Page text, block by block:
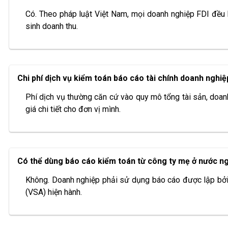
Có. Theo pháp luật Việt Nam, mọi doanh nghiệp FDI
sinh doanh thu.
Chi phí dịch vụ kiểm toán báo cáo tài chính doanh
Phí dịch vụ thường căn cứ vào quy mô tổng tài sản,
giá chi tiết cho đơn vị mình.
Có thể dùng báo cáo kiểm toán từ công ty mẹ ở nước
Không. Doanh nghiệp phải sử dụng báo cáo được lập
(VSA) hiện hành.